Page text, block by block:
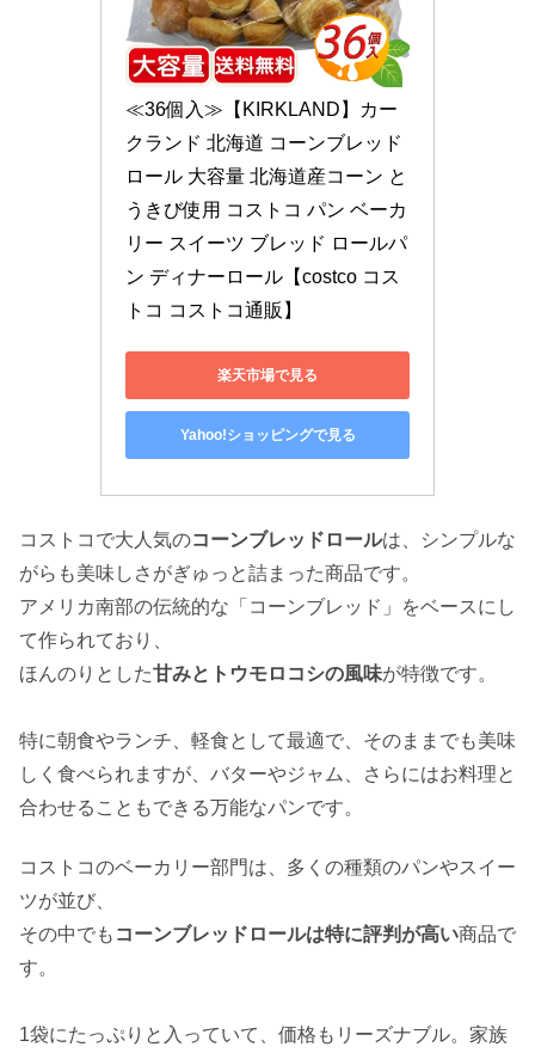
≪36個入≫【KIRKLAND】カー
クランド 北海道 コーンブレッド
ロール 大容量 北海道産コーン と
うきび使用 コストコ パン ベーカ
リー スイーツ ブレッド ロールパ
ン ディナーロール【costco コス
トコ コストコ通販】
楽天市場で見る
Yahoo!ショッピングで見る
コストコで大人気のコーンブレッドロールは、シンプルな
がらも美味しさがぎゅっと詰まった商品です。
アメリカ南部の伝統的な「コーンブレッド」をベースにし
て作られており、
ほんのりとした甘みとトウモロコシの風味が特徴です。
特に朝食やランチ、軽食として最適で、そのままでも美味
しく食べられますが、バターやジャム、さらにはお料理と
合わせることもできる万能なパンです。
コストコのベーカリー部門は、多くの種類のパンやスイー
ツが並び、
その中でも コーンブレッドロールは特に評判が高い商品で
す。
1袋にたっぷりと入っていて、価格もリーズナブル。家族